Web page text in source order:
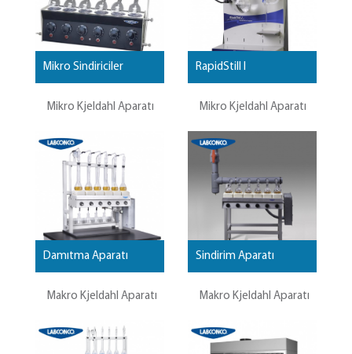
Mikro Sindiriciler
Mikro Kjeldahl Aparatı
RapidStill I
Mikro Kjeldahl Aparatı
Damıtma Aparatı
Makro Kjeldahl Aparatı
Sindirim Aparatı
Makro Kjeldahl Aparatı